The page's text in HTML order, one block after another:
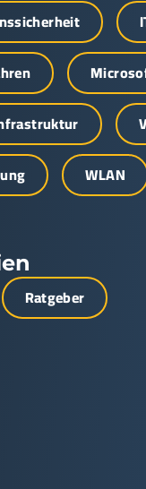
WLAN
Ratgeber